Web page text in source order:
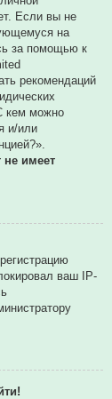
Если вы не
на
за помощью к
рекомендаций
кем можно
и/или
не имеет
ваш IP-